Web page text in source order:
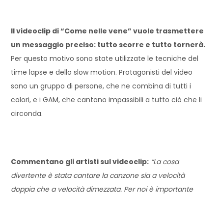
Il videoclip di “Come nelle vene” vuole trasmettere
un messaggio preciso: tutto scorre e tutto tornerà.
Per questo motivo sono state utilizzate le tecniche del
time lapse e dello slow motion. Protagonisti del video
sono un gruppo di persone, che ne combina di tutti i
colori, e i GAM, che cantano impassibili a tutto ciò che li
circonda.
Commentano gli artisti sul videoclip: “La cosa
divertente è stata cantare la canzone sia a velocità
doppia che a velocità dimezzata. Per noi è importante